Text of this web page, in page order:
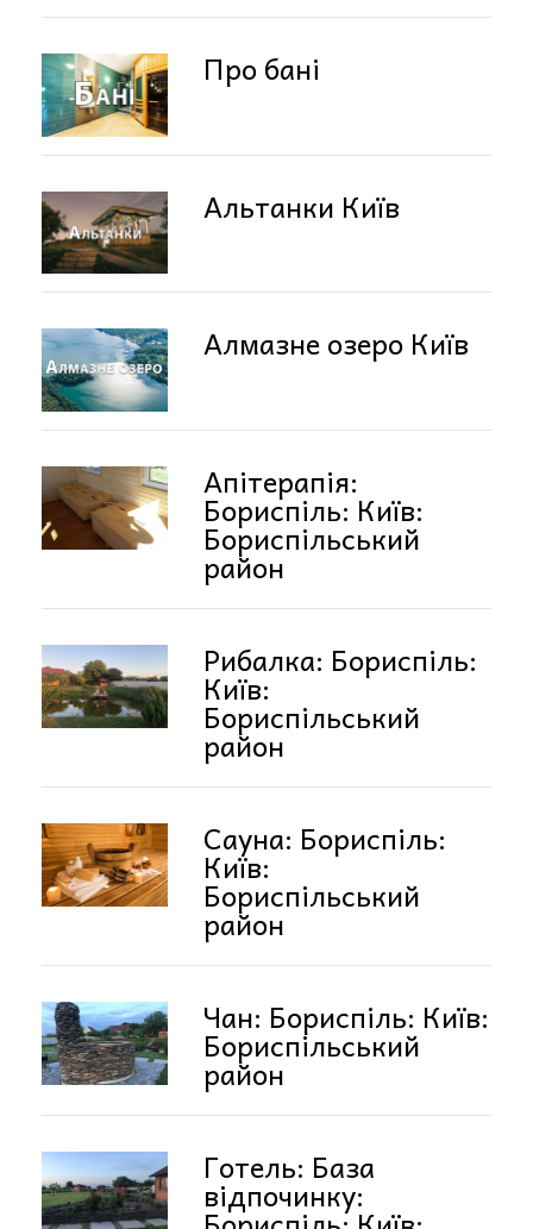
Про бані
Альтанки Київ
Алмазне озеро Київ
Апітерапія:
Бориспіль: Київ:
Бориспільський
район
Рибалка: Бориспіль:
Київ:
Бориспільський
район
Сауна: Бориспіль:
Київ:
Бориспільський
район
Чан: Бориспіль: Київ:
Бориспільський
район
Готель: База
відпочинку: